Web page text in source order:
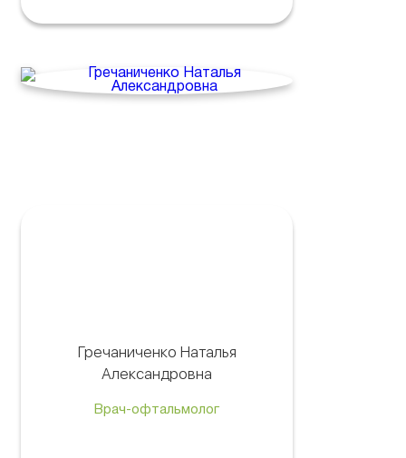
Гречаниченко Наталья
Александровна
Врач-офтальмолог